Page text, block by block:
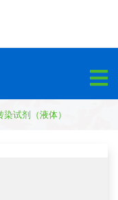
试剂（液体）